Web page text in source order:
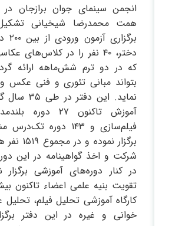
همت محمدرضا شیخیانی
دختر، ۴۰ نفر را در کلاس‌های
که در دو ترم شش‌ماهه ارائه
بتواند مبانی تئوری و فنی عکس و
نماید. این
آموزش تاکنون ۲۷
فیلم‌سازی و ۱۴۳ دوره
برگزار
شرکت و اخذ گواهینامه در این
در کنار دوره‌های آموزشی
کارگاه آموزشی تحلیل فیلم،
خوانی و غیره در این دفتر